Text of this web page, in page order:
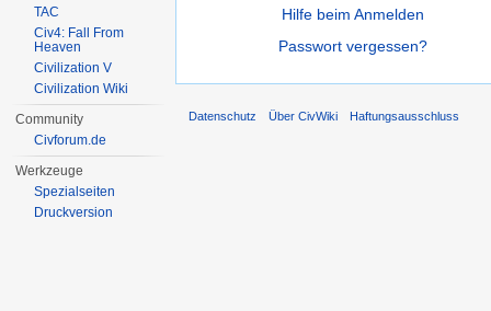
Hilfe beim Anmelden
Passwort vergessen?
TAC
Civ4: Fall From
Heaven
Civilization V
Civilization Wiki
Community
Civforum.de
Werkzeuge
Spezialseiten
Druckversion
Datenschutz Über CivWiki Haftungsausschluss